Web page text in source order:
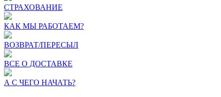
СТРАХОВАНИЕ
КАК МЫ РАБОТАЕМ?
ВОЗВРАТ/ПЕРЕСЫЛ
ВСЕ О ДОСТАВКЕ
А С ЧЕГО НАЧАТЬ?